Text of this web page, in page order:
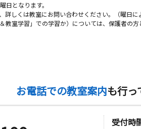
となります。
しくは教室にお問い合わせください。（曜日に
室学習」での学習か）については、保護者の方
お電話での教室案内も行っ
受付時